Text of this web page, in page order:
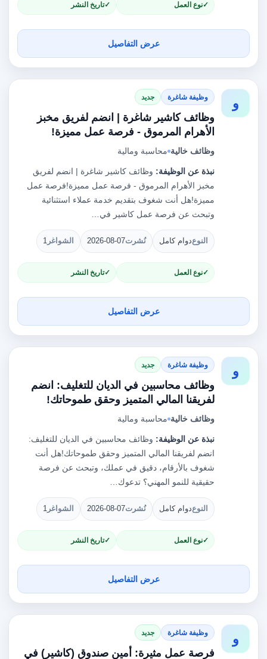
نوع العمل تاريخ النشر
عرض التفاصيل
و وظيفة شاغرة جديد
وظائف كاشير شاغرة | انضم لفريق مخبز
الأهرام المرموق - فرصة عمل مميزة!
وظائف خالية محاسبة ومالية
نبذة عن الوظيفة: وظائف كاشير شاغرة | انضم لفريق
مخبز الأهرام المرموق - فرصة عمل مميزة!فرصة عمل
مميزة!هل أنت شغوف بتقديم خدمة عملاء استثنائية
وتبحث عن فرصة عمل كاشير في…
النوعدوام كامل نُشرت2026-08-07 الشواغر 1
نوع العمل تاريخ النشر
عرض التفاصيل
و وظيفة شاغرة جديد
وظائف محاسبين في الديان للتغليف: انضم
لفريقنا المالي المتميز وحقق طموحاتك!
وظائف خالية محاسبة ومالية
نبذة عن الوظيفة: وظائف محاسبين في الديان للتغليف:
انضم لفريقنا المالي المتميز وحقق طموحاتك!هل أنت
شغوف بالأرقام، دقيق في عملك، وتبحث عن فرصة
حقيقية للنمو المهني؟ تدعوك…
النوعدوام كامل نُشرت2026-08-07 الشواغر 1
نوع العمل تاريخ النشر
عرض التفاصيل
و وظيفة شاغرة جديد
فرصة عمل مثيرة: أمين صندوق (كاشير) في